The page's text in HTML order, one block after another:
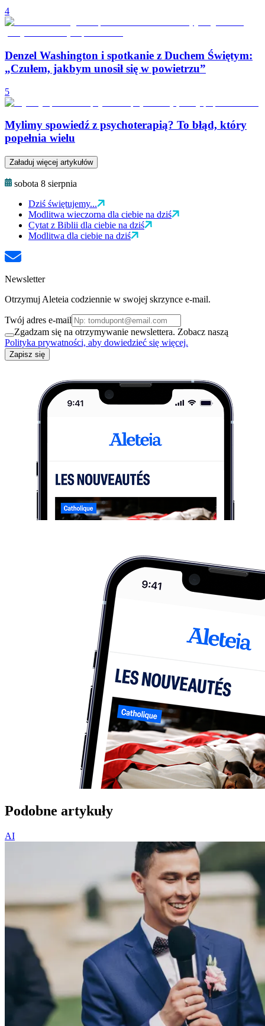
4
Denzel Washington i spotkanie z Duchem Świętym:
„Czułem, jakbym unosił się w powietrzu”
5
Mylimy spowiedź z psychoterapią? To błąd, który
popełnia wielu
Załaduj więcej artykułów
sobota 8 sierpnia
Dziś świętujemy...
Modlitwa wieczorna dla ciebie na dziś
Cytat z Biblii dla ciebie na dziś
Modlitwa dla ciebie na dziś
Newsletter
Otrzymuj Aleteia codziennie w swojej skrzynce e-mail.
Twój adres e-mail
Zgadzam się na otrzymywanie newslettera. Zobacz naszą
Polityka prywatności, aby dowiedzieć się więcej.
Zapisz się
Podobne artykuły
AI